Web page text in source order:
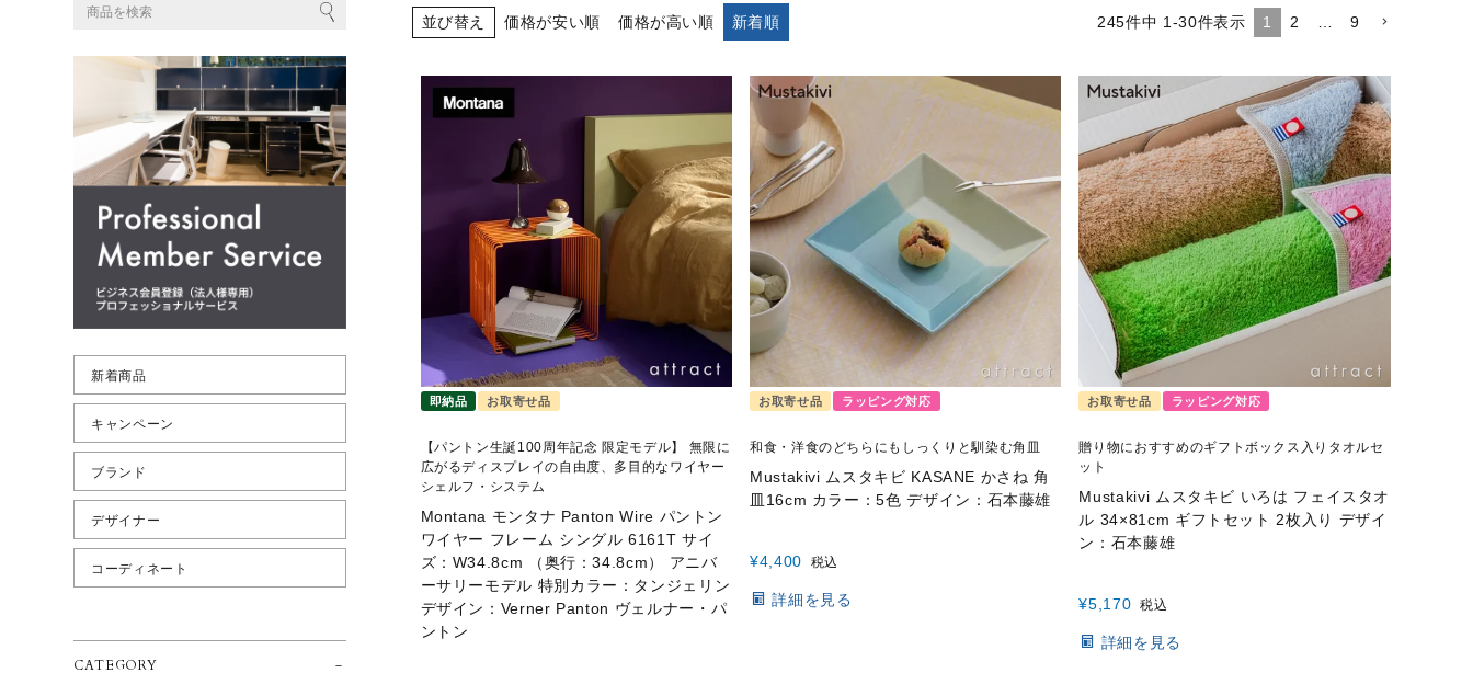
新着商品
キャンペーン
ブランド
デザイナー
コーディネート
CATEGORY
並び替え 価格が安い順 価格が高い順 新着順 245件中 1 -30件表示 1 2 9
即納品 お取寄せ品
【パントン生誕100周年記念 限定モデル】 無限に
広がるディスプレイの自由度、多目的なワイヤー
シェルフ・システム
Montana モンタナ Panton Wire パントン
ワイヤー フレーム シングル 6161T サイ
ズ：W34.8cm （奥行：34.8cm） アニバ
ーサリーモデル 特別カラー：タンジェリン
デザイン：Verner Panton ヴェルナー・パ
ントン
お取寄せ品 ラッピング対応
和食・洋食のどちらにもしっくりと馴染む角皿
Mustakivi ムスタキビ KASANE かさね 角
皿16cm カラー：5色 デザイン：石本藤雄
¥4,400 税込
詳細を見る
お取寄せ品 ラッピング対応
贈り物におすすめのギフトボックス入りタオルセ
ット
Mustakivi ムスタキビ いろは フェイスタオ
ル 34×81cm ギフトセット 2枚入り デザイ
ン：石本藤雄
¥5,170 税込
詳細を見る